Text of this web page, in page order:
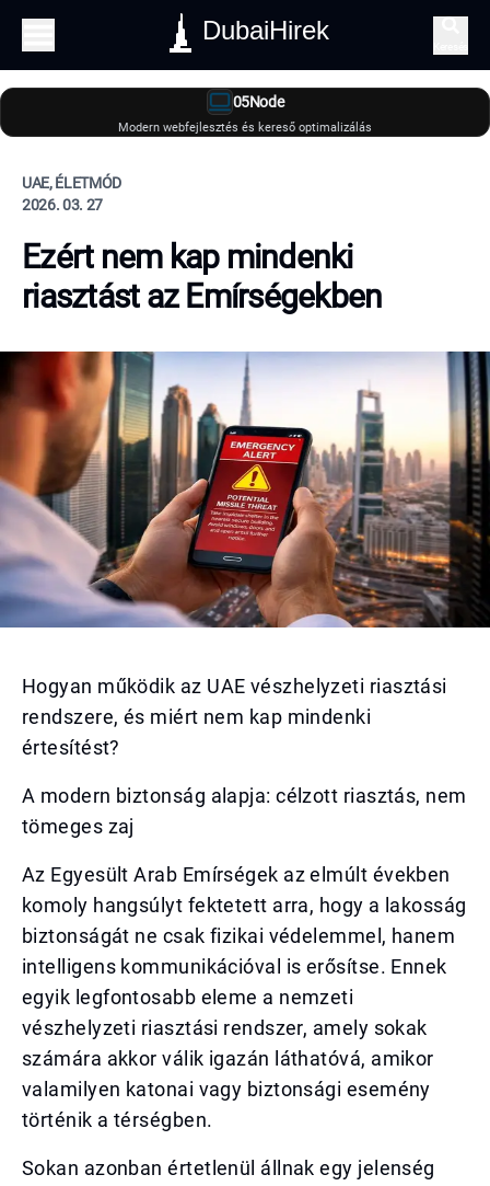
DubaiHirek
05Node
Modern webfejlesztés és kereső optimalizálás
UAE, ÉLETMÓD
2026. 03. 27
Ezért nem kap mindenki
riasztást az Emírségekben
Hogyan működik az UAE vészhelyzeti riasztási
rendszere, és miért nem kap mindenki
értesítést?
A modern biztonság alapja: célzott riasztás, nem
tömeges zaj
Az Egyesült Arab Emírségek az elmúlt években
komoly hangsúlyt fektetett arra, hogy a lakosság
biztonságát ne csak fizikai védelemmel, hanem
intelligens kommunikációval is erősítse. Ennek
egyik legfontosabb eleme a nemzeti
vészhelyzeti riasztási rendszer, amely sokak
számára akkor válik igazán láthatóvá, amikor
valamilyen katonai vagy biztonsági esemény
történik a térségben.
Sokan azonban értetlenül állnak egy jelenség